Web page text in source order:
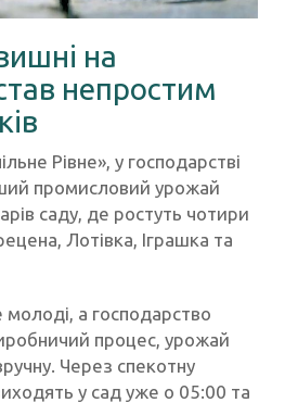
на
непростим
Рівне», у господарстві
промисловий урожай
саду, де ростуть чотири
Лотівка, Іграшка та
а господарство
процес, урожай
Через спекотну
у сад уже о 05:00 та